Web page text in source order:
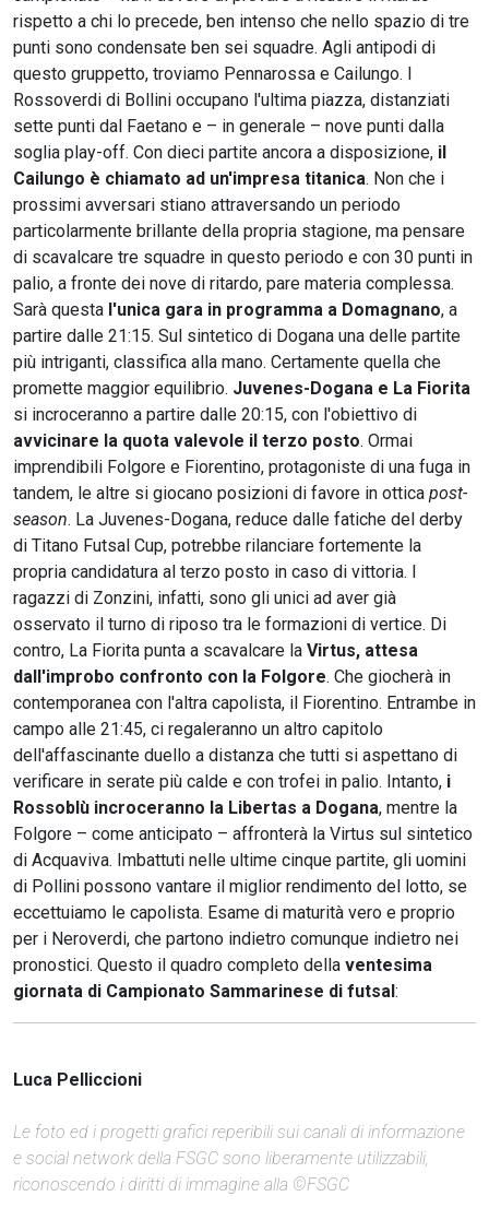
rispetto a chi lo precede, ben intenso che nello spazio di tre
punti sono condensate ben sei squadre. Agli antipodi di
questo gruppetto, troviamo Pennarossa e Cailungo. I
Rossoverdi di Bollini occupano l'ultima piazza, distanziati
sette punti dal Faetano e – in generale – nove punti dalla
soglia play-off. Con dieci partite ancora a disposizione, il
Cailungo è chiamato ad un'impresa titanica. Non che i
prossimi avversari stiano attraversando un periodo
particolarmente brillante della propria stagione, ma pensare
di scavalcare tre squadre in questo periodo e con 30 punti in
palio, a fronte dei nove di ritardo, pare materia complessa.
Sarà questa l'unica gara in programma a Domagnano, a
partire dalle 21:15. Sul sintetico di Dogana una delle partite
più intriganti, classifica alla mano. Certamente quella che
promette maggior equilibrio. Juvenes-Dogana e La Fiorita
si incroceranno a partire dalle 20:15, con l'obiettivo di
avvicinare la quota valevole il terzo posto. Ormai
imprendibili Folgore e Fiorentino, protagoniste di una fuga in
tandem, le altre si giocano posizioni di favore in ottica post-
season. La Juvenes-Dogana, reduce dalle fatiche del derby
di Titano Futsal Cup, potrebbe rilanciare fortemente la
propria candidatura al terzo posto in caso di vittoria. I
ragazzi di Zonzini, infatti, sono gli unici ad aver già
osservato il turno di riposo tra le formazioni di vertice. Di
contro, La Fiorita punta a scavalcare la Virtus, attesa
dall'improbo confronto con la Folgore. Che giocherà in
contemporanea con l'altra capolista, il Fiorentino. Entrambe in
campo alle 21:45, ci regaleranno un altro capitolo
dell'affascinante duello a distanza che tutti si aspettano di
verificare in serate più calde e con trofei in palio. Intanto, i
Rossoblù incroceranno la Libertas a Dogana, mentre la
Folgore – come anticipato – affronterà la Virtus sul sintetico
di Acquaviva. Imbattuti nelle ultime cinque partite, gli uomini
di Pollini possono vantare il miglior rendimento del lotto, se
eccettuiamo le capolista. Esame di maturità vero e proprio
per i Neroverdi, che partono indietro comunque indietro nei
pronostici. Questo il quadro completo della ventesima
giornata di Campionato Sammarinese di futsal:
Luca Pelliccioni
Le foto ed i progetti grafici reperibili sui canali di informazione
e social network della FSGC sono liberamente utilizzabili,
riconoscendo i diritti di immagine alla ©FSGC